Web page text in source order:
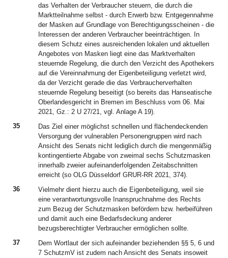
das Verhalten der Verbraucher steuern, die durch die
Marktteilnahme selbst - durch Erwerb bzw. Entgegennahme
der Masken auf Grundlage von Berechtigungsscheinen - die
Interessen der anderen Verbraucher beeinträchtigen. In
diesem Schutz eines ausreichenden lokalen und aktuellen
Angebotes von Masken liegt eine das Marktverhalten
steuernde Regelung, die durch den Verzicht des Apothekers
auf die Vereinnahmung der Eigenbeteiligung verletzt wird,
da der Verzicht gerade die das Verbraucherverhalten
steuernde Regelung beseitigt (so bereits das Hanseatische
Oberlandesgericht in Bremen im Beschluss vom 06. Mai
2021, Gz.: 2 U 27/21, vgl. Anlage A 19).
35
Das Ziel einer möglichst schnellen und flächendeckenden
Versorgung der vulnerablen Personengruppen wird nach
Ansicht des Senats nicht lediglich durch die mengenmäßig
kontingentierte Abgabe von zweimal sechs Schutzmasken
innerhalb zweier aufeinanderfolgenden Zeitabschnitten
erreicht (so OLG Düsseldorf GRUR-RR 2021, 374).
36
Vielmehr dient hierzu auch die Eigenbeteiligung, weil sie
eine verantwortungsvolle Inanspruchnahme des Rechts
zum Bezug der Schutzmasken befördern bzw. herbeiführen
und damit auch eine Bedarfsdeckung anderer
bezugsberechtigter Verbraucher ermöglichen sollte.
37
Dem Wortlaut der sich aufeinander beziehenden §§ 5, 6 und
7 SchutzmV ist zudem nach Ansicht des Senats insoweit